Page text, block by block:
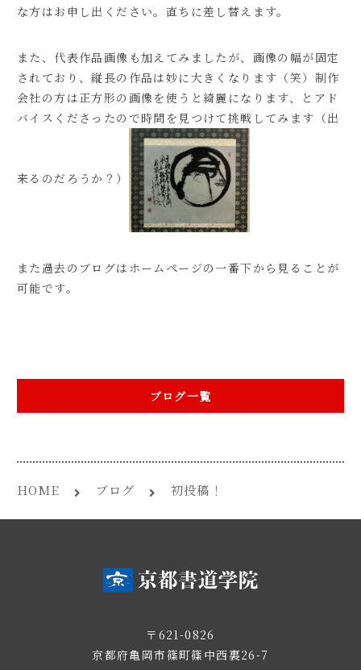
オンラインZOOM 書道教室
ブログ
な方はお申し出ください。直ちに差し替えます。
また、代表作品画像も加えてみましたが、画像の幅が固定
されており、縦長の作品は妙に大きくなります（笑）制作
会社の方は正方形の画像を使うと綺麗になります、とアド
バイスくださったので時間を見つけて挑戦してみます（出
来るのだろうか？）
また過去のブログはホームページの一番下から見ることが
可能です。
ブログ一覧
HOME ブログ 初投稿！
〒621-0826
京都府亀岡市篠町篠中西裏26-7